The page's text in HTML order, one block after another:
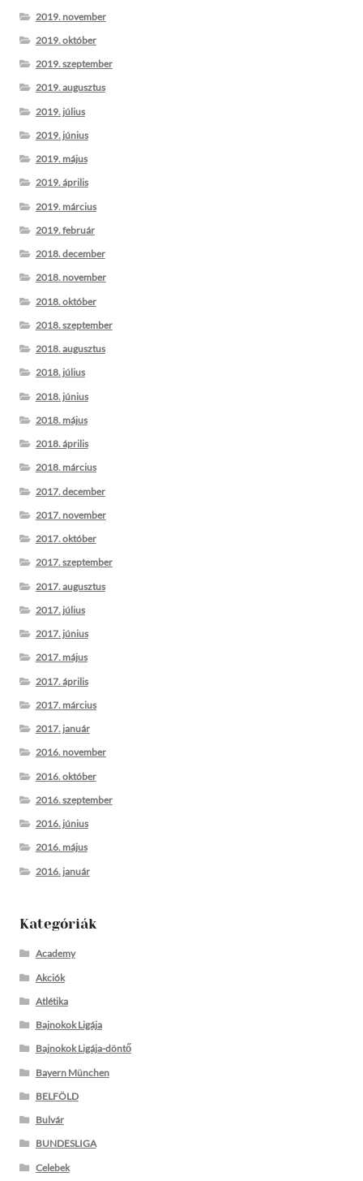
2019. november
2019. október
2019. szeptember
2019. augusztus
2019. július
2019. június
2019. május
2019. április
2019. március
2019. február
2018. december
2018. november
2018. október
2018. szeptember
2018. augusztus
2018. július
2018. június
2018. május
2018. április
2018. március
2017. december
2017. november
2017. október
2017. szeptember
2017. augusztus
2017. július
2017. június
2017. május
2017. április
2017. március
2017. január
2016. november
2016. október
2016. szeptember
2016. június
2016. május
2016. január
Kategóriák
Academy
Akciók
Atlétika
Bajnokok Ligája
Bajnokok Ligája-döntő
Bayern München
BELFÖLD
Bulvár
BUNDESLIGA
Celebek